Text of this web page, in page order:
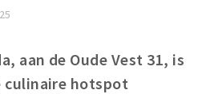
aan de Oude Vest 31, is
culinaire hotspot